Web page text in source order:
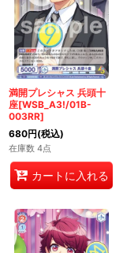
満開プレシャス 兵頭十
座[WSB_A3!/01B-
003RR]
680円(税込)
在庫数 4点
カートに入れる